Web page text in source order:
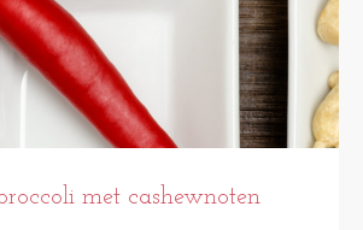
met cashewnoten